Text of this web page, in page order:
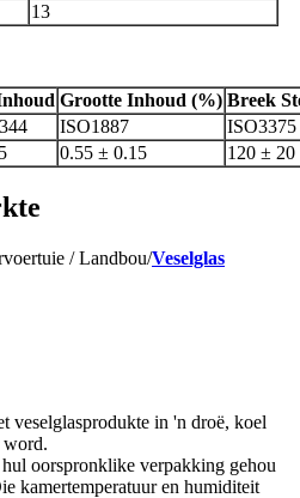
13
Grootte Inhoud (%) Breek
ISO1887
ISO3375
0.55 ± 0.15 120 ± 20
/ Landbou/Veselglas
veselglasprodukte in 'n droë, koel
word.
oorspronklike verpakking gehou
kamertemperatuur en humiditeit